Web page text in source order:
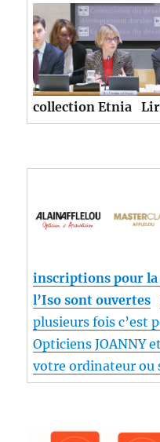
collection Etnia
inscriptions pour la
l’Iso sont ouvertes
plusieurs fois c’est
Opticiens JOANNY
votre ordinateur ou